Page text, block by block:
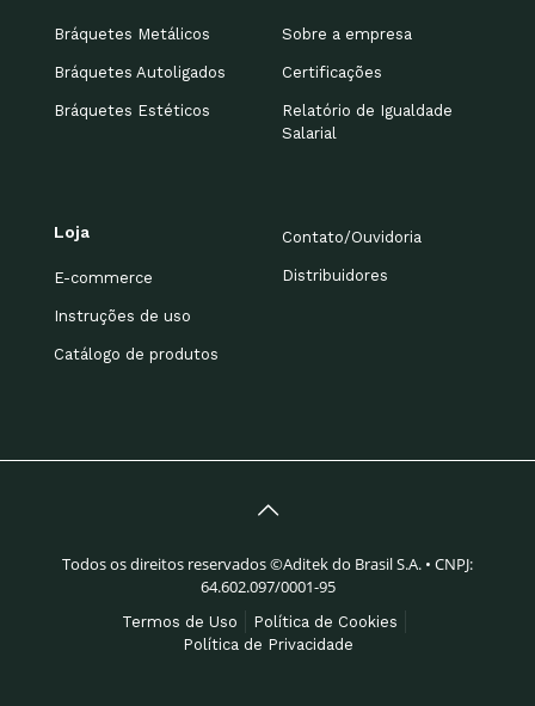
Bráquetes Metálicos
Bráquetes Autoligados
Bráquetes Estéticos
Sobre a empresa
Certificações
Relatório de Igualdade
Salarial
Loja
E-commerce
Instruções de uso
Catálogo de produtos
Contato/Ouvidoria
Distribuidores
Todos os direitos reservados ©Aditek do Brasil S.A. • CNPJ:
64.602.097/0001-95
Termos de Uso
Política de Cookies
Política de Privacidade